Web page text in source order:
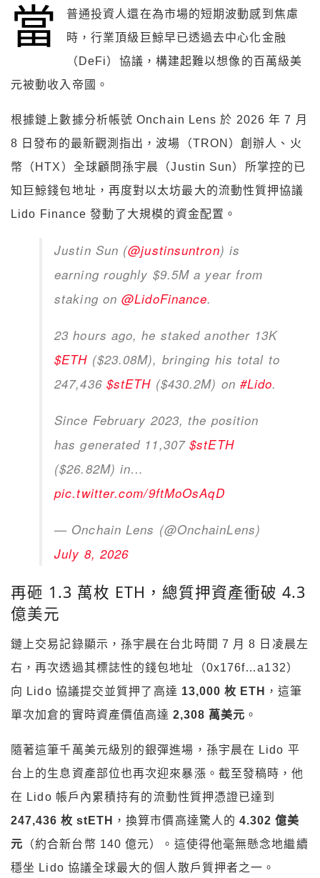
當
普通投資人還在為市場的短期波動感到焦慮
時，行業頂級巨鯨早已透過去中心化金融
（DeFi）協議，構建起難以想像的百萬級美
元被動收入帝國。
根據鏈上數據分析帳號 Onchain Lens 於 2026 年 7 月
8 日發布的最新觀測指出，波場（TRON）創辦人、火
幣（HTX）全球顧問孫宇晨（Justin Sun）所掌控的已
知巨鯨錢包地址，再度對以太坊最大的流動性質押協議
Lido Finance 發動了大規模的資金配置。
Justin Sun (@justinsuntron) is
earning roughly $9.5M a year from
staking on@LidoFinance.
23 hours ago, he staked another 13K
$ETH ($23.08M), bringing his total to
247,436 $stETH ($430.2M) on #Lido.
Since February 2023, the position
has generated 11,307$stETH
($26.82M) in…
pic.twitter.com/9ftMoOsAqD
— Onchain Lens (@OnchainLens)
July 8, 2026
再砸 1.3 萬枚 ETH，總質押資產衝破 4.3
億美元
鏈上交易記錄顯示，孫宇晨在台北時間 7 月 8 日凌晨左
右，再次透過其標誌性的錢包地址（0x176f…a132）
向 Lido 協議提交並質押了高達 13,000 枚 ETH ，這筆
單次加倉的實時資產價值高達2,308 萬美元 。
隨著這筆千萬美元級別的銀彈進場，孫宇晨在 Lido 平
台上的生息資產部位也再次迎來暴漲。截至發稿時，他
在 Lido 帳戶內累積持有的流動性質押憑證已達到
247,436 枚 stETH ，換算市價高達驚人的4.302 億美
元 （約合新台幣 140 億元）。這使得他毫無懸念地繼續
穩坐 Lido 協議全球最大的個人散戶質押者之一。